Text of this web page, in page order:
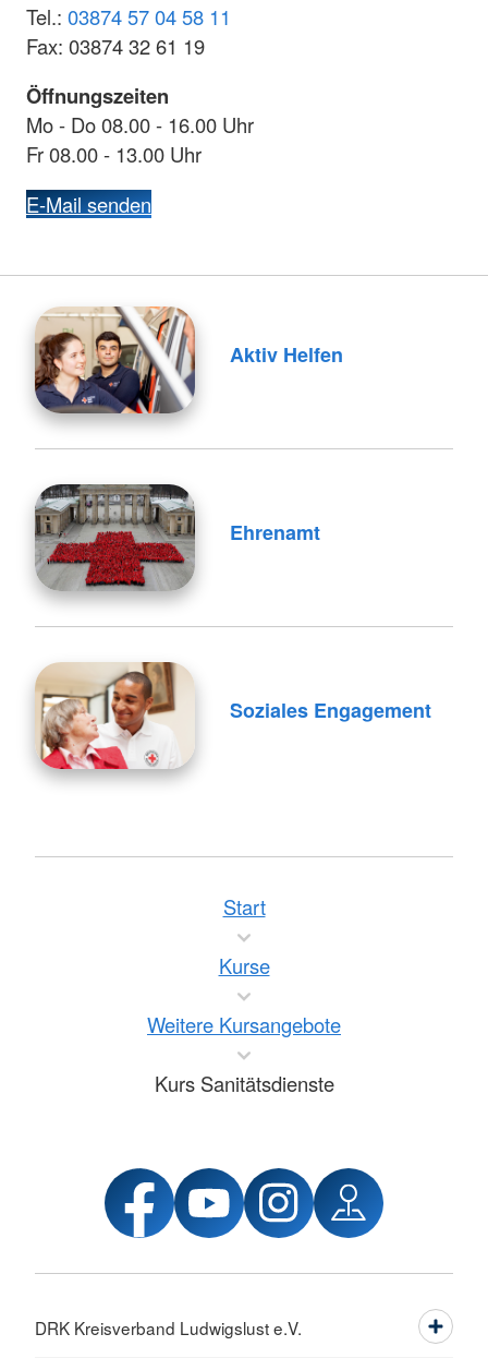
Tel.: 03874 57 04 58 11
Fax: 03874 32 61 19
Öffnungszeiten
Mo - Do 08.00 - 16.00 Uhr
Fr 08.00 - 13.00 Uhr
E-Mail senden
Aktiv Helfen
Ehrenamt
Soziales Engagement
Start
Kurse
Weitere Kursangebote
Kurs Sanitätsdienste
DRK Kreisverband Ludwigslust e.V.